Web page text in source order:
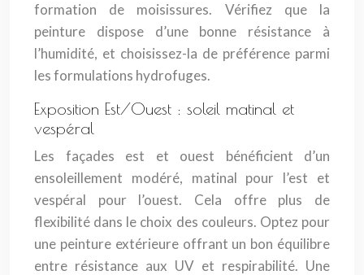
formation de moisissures. Vérifiez que la
peinture dispose d’une bonne résistance à
l’humidité, et choisissez-la de préférence parmi
les formulations hydrofuges.
Exposition Est/Ouest : soleil matinal et
vespéral
Les façades est et ouest bénéficient d’un
ensoleillement modéré, matinal pour l’est et
vespéral pour l’ouest. Cela offre plus de
flexibilité dans le choix des couleurs. Optez pour
une peinture extérieure offrant un bon équilibre
entre résistance aux UV et respirabilité. Une